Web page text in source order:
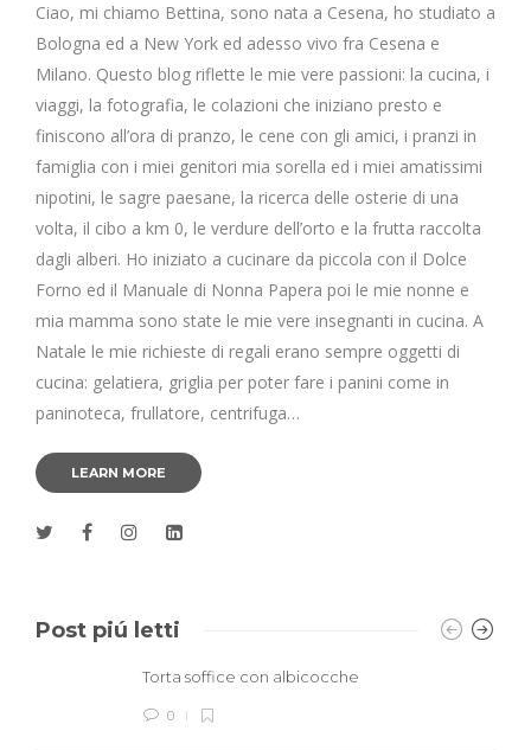
Ciao, mi chiamo Bettina, sono nata a Cesena, ho studiato a
Bologna ed a New York ed adesso vivo fra Cesena e
Milano. Questo blog riflette le mie vere passioni: la cucina, i
viaggi, la fotografia, le colazioni che iniziano presto e
finiscono all’ora di pranzo, le cene con gli amici, i pranzi in
famiglia con i miei genitori mia sorella ed i miei amatissimi
nipotini, le sagre paesane, la ricerca delle osterie di una
volta, il cibo a km 0, le verdure dell’orto e la frutta raccolta
dagli alberi. Ho iniziato a cucinare da piccola con il Dolce
Forno ed il Manuale di Nonna Papera poi le mie nonne e
mia mamma sono state le mie vere insegnanti in cucina. A
Natale le mie richieste di regali erano sempre oggetti di
cucina: gelatiera, griglia per poter fare i panini come in
paninoteca, frullatore, centrifuga…
LEARN MORE
Post piú letti
Torta soffice con albicocche
0